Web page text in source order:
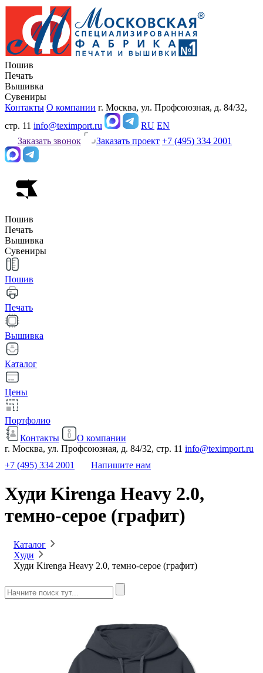
Пошив
Печать
Вышивка
Сувениры
Контакты О компании г. Москва, ул. Профсоюзная, д. 84/32,
стр. 11 info@teximport.ru RU EN
Заказать звонок
Заказать проект +7 (495) 334 2001
Пошив
Печать
Вышивка
Сувениры
Пошив
Печать
Вышивка
Каталог
Цены
Портфолио
Контакты
О компании
г. Москва, ул. Профсоюзная, д. 84/32, стр. 11 info@teximport.ru
+7 (495) 334 2001
Напишите нам
Худи Kirenga Heavy 2.0,
темно-серое (графит)
Каталог
Худи
Худи Kirenga Heavy 2.0, темно-серое (графит)